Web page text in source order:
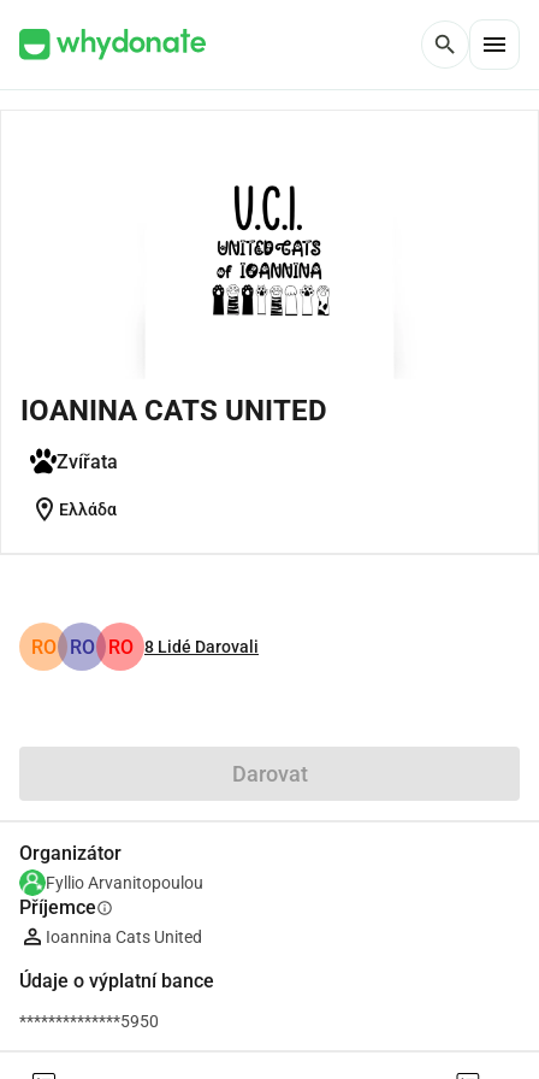
search menu
IOANINA CATS UNITED
Zvířata
location_on Ελλάδα
RO RO RO 8 Lidé Darovali
Darovat
Organizátor
Fyllio Arvanitopoulou
Příjemceinfo
Ioannina Cats United
Údaje o výplatní bance
**************5950